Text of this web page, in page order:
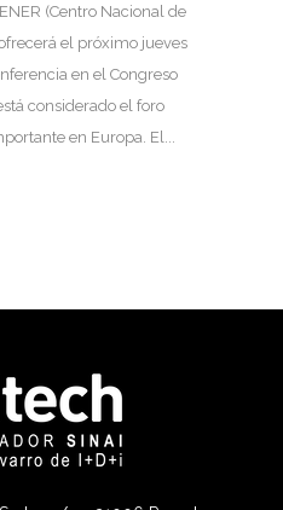
(Centro Nacional de
el próximo jueves
en el Congreso
considerado el foro
técnico eólico más importante en Europa. El...